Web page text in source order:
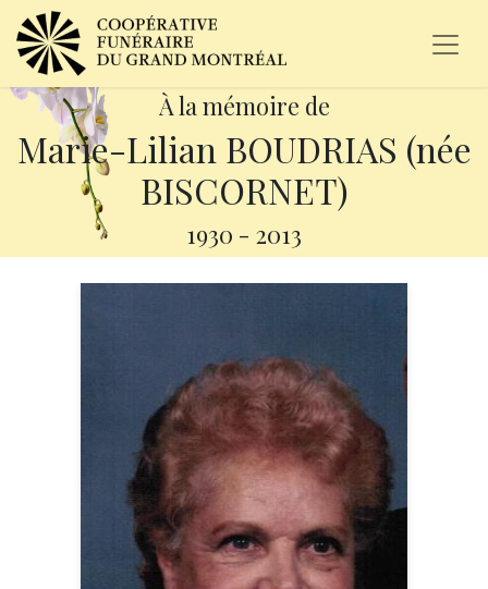
À la mémoire de
Marie-Lilian BOUDRIAS (née
BISCORNET)
1930 - 2013